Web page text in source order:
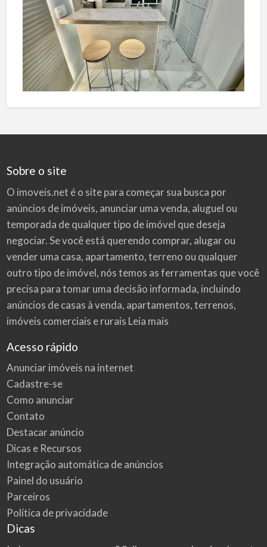
Sobre o site
O imoveis.net é o site para começar sua busca por
anúncios de imóveis, anunciar uma venda, aluguel ou
temporada de qualquer tipo de imóvel que deseja
negociar. Se você está querendo comprar, alugar ou
vender uma casa, apartamento, terreno ou qualquer
outro tipo de imóvel, nós temos as ferramentas que você
precisa para tomar uma decisão informada, incluindo
anúncios de casas à venda, apartamentos, terrenos,
imóveis comerciais e rurais Leia mais
Acesso rápido
Anunciar imóveis na internet
Cadastre-se
Como anunciar
Contato
Destacar anúncio
Dicas e Recursos
Integração automática de anúncios
Painel do usuário
Parceiros
Política de privacidade
Dicas